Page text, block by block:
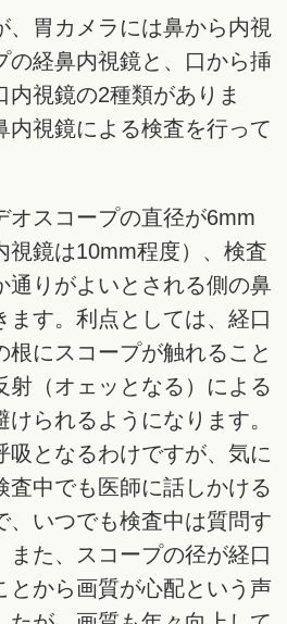
、胃カメラには鼻から内視
の経鼻内視鏡と、口から挿
内視鏡の2種類がありま
内視鏡による検査を行って
オスコープの直径が6mm
視鏡は10mm程度）、検査
通りがよいとされる側の鼻
ます。利点としては、経口
根にスコープが触れること
射（オェッとなる）による
られるようになります。
吸となるわけですが、気に
査中でも医師に話しかける
、いつでも検査中は質問す
また、スコープの径が経口
とから画質が心配という声